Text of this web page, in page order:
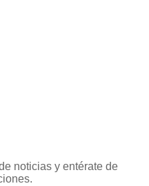
noticias y entérate de